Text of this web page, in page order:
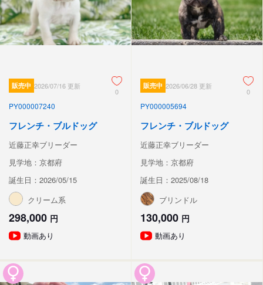
販売中 2026/07/16 更新
0
PY000007240
フレンチ・ブルドッグ
近藤正幸ブリーダー
見学地：京都府
誕生日：2026/05/15
クリーム系
298,000 円
動画あり
販売中 2026/06/28 更新
0
PY000005694
フレンチ・ブルドッグ
近藤正幸ブリーダー
見学地：京都府
誕生日：2025/08/18
ブリンドル
130,000 円
動画あり